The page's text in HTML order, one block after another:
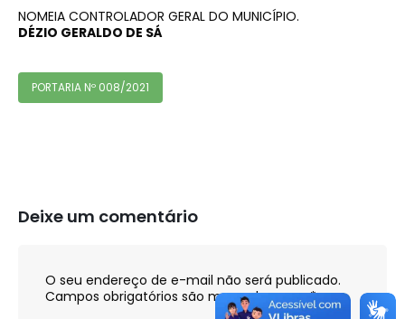
NOMEIA CONTROLADOR GERAL DO MUNICÍPIO.
DÉZIO GERALDO DE SÁ
PORTARIA Nº 008/2021
Deixe um comentário
O seu endereço de e-mail não será publicado.
Campos obrigatórios são marcados com*